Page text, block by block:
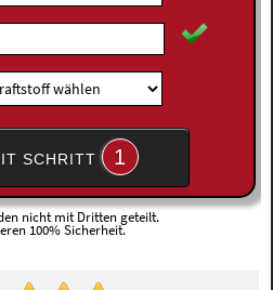
SCHRITT 1
nicht mit Dritten geteilt.
100% Sicherheit.